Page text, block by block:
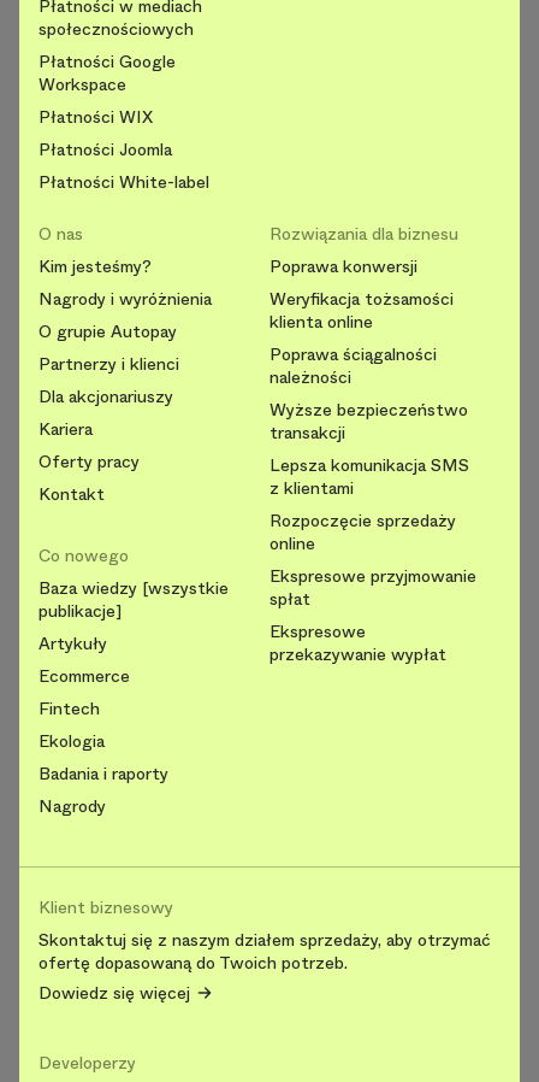
Płatności w mediach
społecznościowych
Płatności Google
Workspace
Płatności WIX
Płatności Joomla
Płatności White-label
O nas
Kim jesteśmy?
Nagrody i wyróżnienia
O grupie Autopay
Partnerzy i klienci
Dla akcjonariuszy
Kariera
Oferty pracy
Kontakt
Co nowego
Baza wiedzy [wszystkie
publikacje]
Artykuły
Ecommerce
Fintech
Ekologia
Badania i raporty
Nagrody
Rozwiązania dla biznesu
Poprawa konwersji
Weryfikacja tożsamości
klienta online
Poprawa ściągalności
należności
Wyższe bezpieczeństwo
transakcji
Lepsza komunikacja SMS
z klientami
Rozpoczęcie sprzedaży
online
Ekspresowe przyjmowanie
spłat
Ekspresowe
przekazywanie wypłat
Klient biznesowy
Skontaktuj się z naszym działem sprzedaży, aby otrzymać
ofertę dopasowaną do Twoich potrzeb.
Dowiedz się więcej
Developerzy